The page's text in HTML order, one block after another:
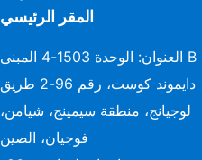
المقر الرئيسي
العنوان: الوحدة 1503-4 المبنى B
دايموند كوست، رقم 96-2 طريق
لوجيانج، منطقة سيمينج، شيامن،
فوجيان، الصين